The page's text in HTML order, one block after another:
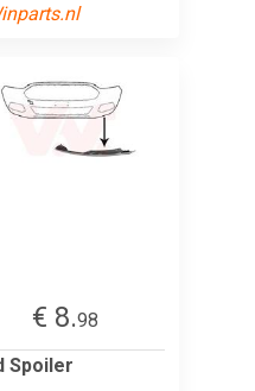
€ 8.98
Spoiler